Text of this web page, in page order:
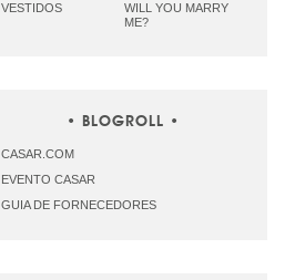
VESTIDOS
WILL YOU MARRY
ME?
BLOGROLL
CASAR.COM
EVENTO CASAR
GUIA DE FORNECEDORES